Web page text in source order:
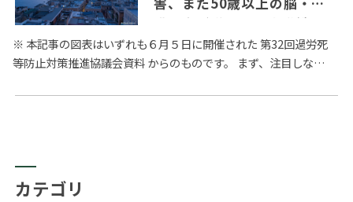
臓疾患が増加 – 厚生労働省
過労死等防止対策推進協議会
の議論から
※ 本記事の図表はいずれも６月５日に開催された 第32回過労死
等防止対策推進協議会資料 からのものです。 まず、注目しなけ
…
カテゴリ